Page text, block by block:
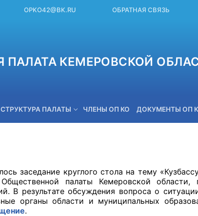
OPKO42@BK.RU ОБРАТНАЯ СВЯЗЬ
ПАЛАТА КЕМЕРОВСКОЙ
СТРУКТУРА ПАЛАТЫ ЧЛЕНЫ ОП КО ДОКУМЕНТЫ ОП
OPKO42@BK.RU
заседание круглого стола на тему
палаты Кемеровской области,
В результате обсуждения вопроса о
органы области и муниципальных
.